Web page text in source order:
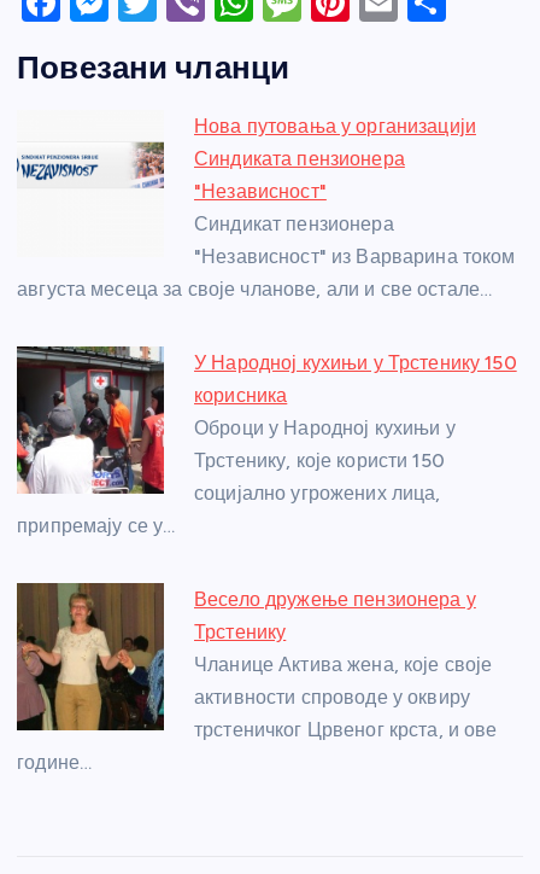
c
b
ss
n
g
itt er at
s
A
p
p
a
g
e
e
st
e
Повезани чланци
Нова путовања у организацији
Синдиката пензионера
"Независност"
Синдикат пензионера
"Независност" из Варварина током
августа месеца за своје чланове, али и све остале…
У Народној кухињи у Трстенику 150
корисника
Оброци у Народној кухињи у
Трстенику, које користи 150
социјално угрожених лица,
припремају се у…
Весело дружење пензионера у
Трстенику
Чланице Актива жена, које своје
активности спроводе у оквиру
трстеничког Црвеног крста, и ове
године…